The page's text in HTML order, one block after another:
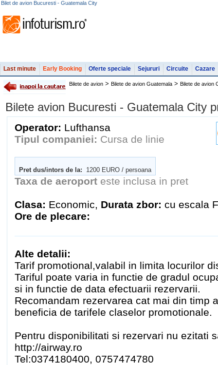
Bilet de avion Bucuresti - Guatemala City
Last minute Early Booking Oferte speciale Sejururi Circuite Cazare
Bilete de avion > Bilete de avion Guatemala > Bilete de avion
Bilete avion Bucuresti - Guatemala City
Operator: Lufthansa
Tipul companiei: Cursa de linie
Pret dus/intors de la: 1200 EURO / persoana
Taxa de aeroport este inclusa in pret
Clasa: Economic, Durata zbor: cu escala
Ore de plecare:
Alte detalii:
Tarif promotional,valabil in limita locurilor
Tariful poate varia in functie de gradul
si in functie de data efectuarii rezervarii.
Recomandam rezervarea cat mai din timp
beneficia de tarifele claselor promotionale.
Pentru disponibilitati si rezervari nu ezitati
http://airway.ro
Tel:0374180400, 0757474780